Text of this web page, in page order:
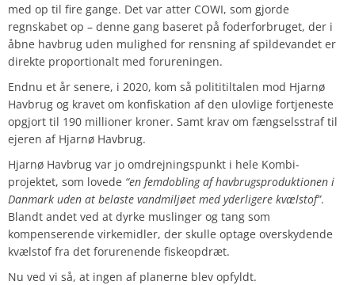
med op til fire gange. Det var atter COWI, som gjorde
regnskabet op – denne gang baseret på foderforbruget, der i
åbne havbrug uden mulighed for rensning af spildevandet er
direkte proportionalt med forureningen.
Endnu et år senere, i 2020, kom så polititiltalen mod Hjarnø
Havbrug og kravet om konfiskation af den ulovlige fortjeneste
opgjort til 190 millioner kroner. Samt krav om fængselsstraf til
ejeren af Hjarnø Havbrug.
Hjarnø Havbrug var jo omdrejningspunkt i hele Kombi-
projektet, som lovede “en femdobling af havbrugsproduktionen i
Danmark uden at belaste vandmiljøet med yderligere kvælstof”.
Blandt andet ved at dyrke muslinger og tang som
kompenserende virkemidler, der skulle optage overskydende
kvælstof fra det forurenende fiskeopdræt.
Nu ved vi så, at ingen af planerne blev opfyldt.